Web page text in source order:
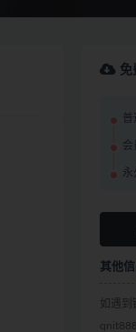
免
普
会
永
其他
如遇到